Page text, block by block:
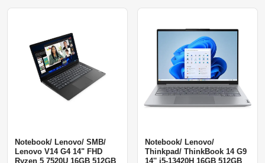
Notebook/ Lenovo/ SMB/
Lenovo V14 G4 14" FHD
Ryzen 5 7520U 16GB 512GB
Notebook/ Lenovo/
Thinkpad/ ThinkBook 14 G9
14'' i5-13420H 16GB 512GB